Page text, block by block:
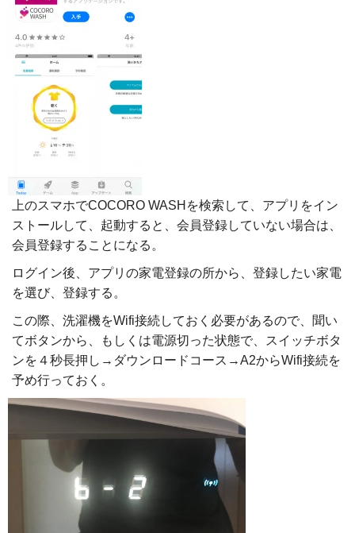
上のスマホでCOCORO WASHを検索して、アプリをイン
ストールして、起動すると、会員登録していない場合は、
会員登録することになる。
ログイン後、アプリの家電登録の所から、登録したい家電
を選び、登録する。
この際、洗濯機をWifi接続しておく必要があるので、聞い
てボタンから、もしくは電源切った状態で、スイッチボタ
ンを４秒長押し→ダウンロードコース→A2からWifi接続を
予め行っておく。